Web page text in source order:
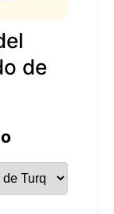
de